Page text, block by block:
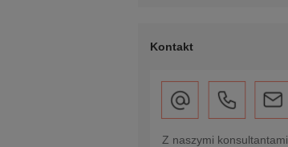
Kontakt
Z naszymi konsultantami